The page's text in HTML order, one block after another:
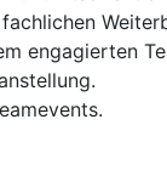
engagierten